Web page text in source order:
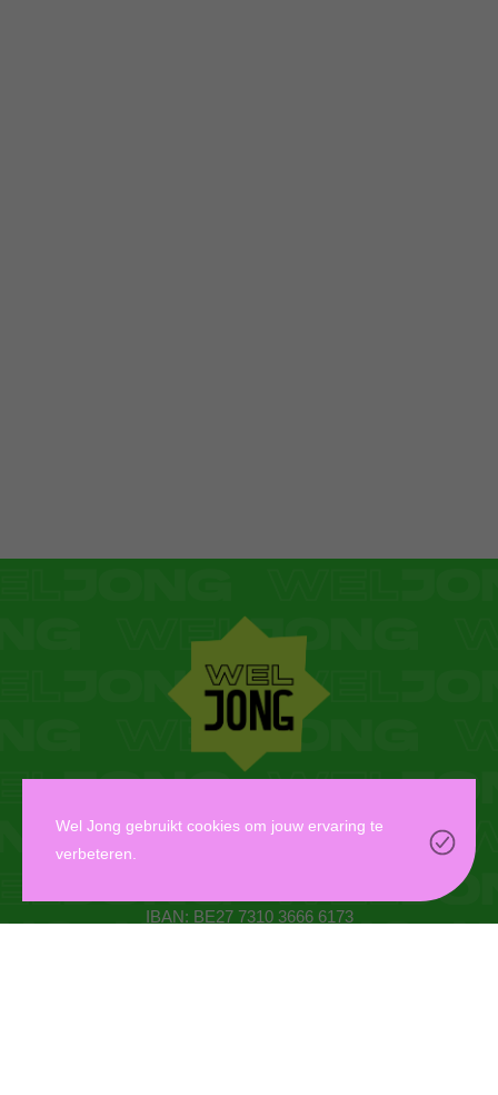
IBAN: BE27 7310 3666 6173
Wel Jong gebruikt cookies om jouw ervaring te
verbeteren.